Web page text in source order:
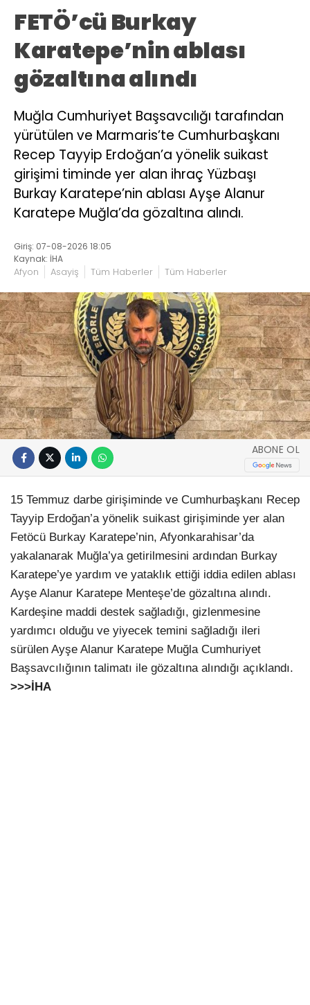
FETÖ’cü Burkay
Karatepe’nin ablası
gözaltına alındı
Muğla Cumhuriyet Başsavcılığı tarafından
yürütülen ve Marmaris’te Cumhurbaşkanı
Recep Tayyip Erdoğan’a yönelik suikast
girişimi timinde yer alan ihraç Yüzbaşı
Burkay Karatepe’nin ablası Ayşe Alanur
Karatepe Muğla’da gözaltına alındı.
Giriş: 07-08-2026 18:05
Kaynak: İHA
Afyon Asayiş Tüm Haberler Tüm Haberler
ABONE OL
15 Temmuz darbe girişiminde ve Cumhurbaşkanı Recep
Tayyip Erdoğan’a yönelik suikast girişiminde yer alan
Fetöcü Burkay Karatepe’nin, Afyonkarahisar’da
yakalanarak Muğla’ya getirilmesini ardından Burkay
Karatepe’ye yardım ve yataklık ettiği iddia edilen ablası
Ayşe Alanur Karatepe Menteşe’de gözaltına alındı.
Kardeşine maddi destek sağladığı, gizlenmesine
yardımcı olduğu ve yiyecek temini sağladığı ileri
sürülen Ayşe Alanur Karatepe Muğla Cumhuriyet
Başsavcılığının talimatı ile gözaltına alındığı açıklandı.
>>>İHA